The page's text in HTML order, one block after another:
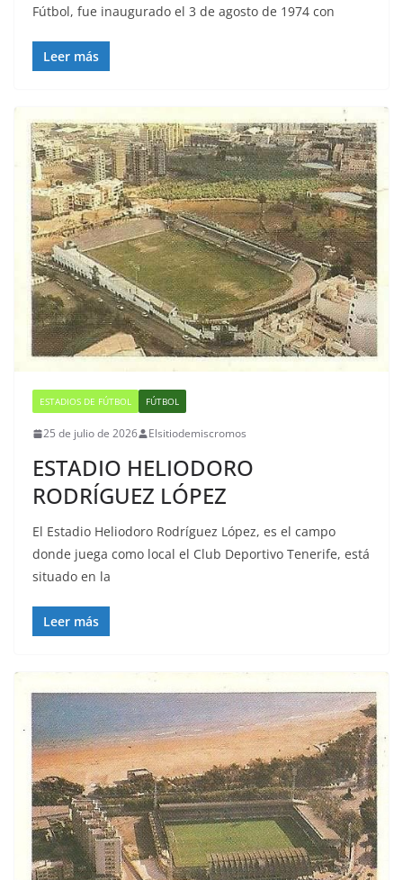
Fútbol, fue inaugurado el 3 de agosto de 1974 con
Leer más
ESTADIOS DE FÚTBOL FÚTBOL
25 de julio de 2026 Elsitiodemiscromos
ESTADIO HELIODORO
RODRÍGUEZ LÓPEZ
El Estadio Heliodoro Rodríguez López, es el campo
donde juega como local el Club Deportivo Tenerife, está
situado en la
Leer más